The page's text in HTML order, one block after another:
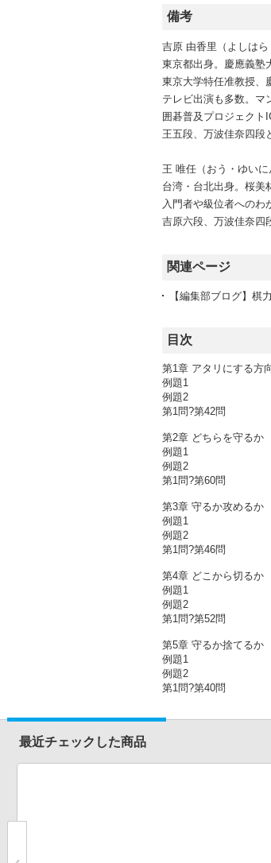
備考
吉原 由香里（よしはら
東京都出身。慶應義塾
東京大学特任准教授、
テレビ出演も多数。マ
囲碁普及プロジェクト
王五段、万波佳奈四段
王 唯任（おう・ゆいに
台湾・台北出身。桜美
入門者や級位者へのわ
吉原六段、万波佳奈四
関連ページ
【編集部ブログ】
目次
第1章 アタリにする方
例題1
例題2
第1問?第42問
第2章 どちらを守るか
例題1
例題2
第1問?第60問
第3章 守るか攻めるか
例題1
例題2
第1問?第46問
第4章 どこから切るか
例題1
例題2
第1問?第52問
第5章 守るか捨てるか
例題1
例題2
第1問?第40問
最近チェックした商品